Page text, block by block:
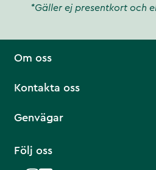
*Gäller ej presentkort och
Om oss
Kontakta oss
Genvägar
Följ oss